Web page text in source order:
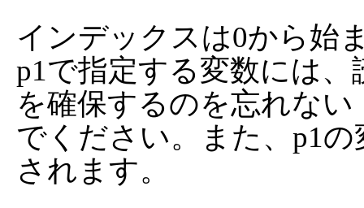
インデックスは0から始
p1で指定する変数には
を確保するのを忘れない
でください。また、p1
されます。